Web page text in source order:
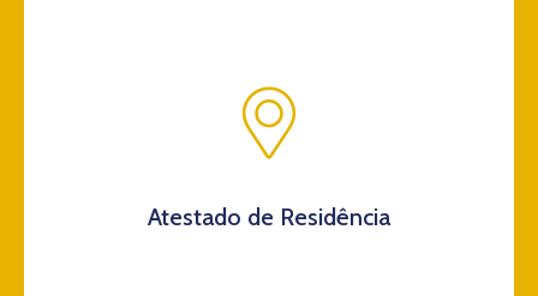
Atestado de Residência